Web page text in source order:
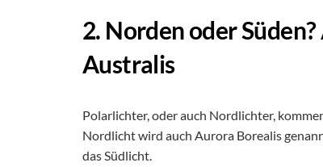
2. Norden oder
Australis
Polarlichter, oder auch Nordlichter,
Nordlicht wird auch Aurora Borealis
das Südlicht.